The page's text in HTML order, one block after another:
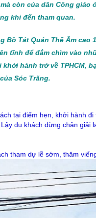
còn của dân Công giáo
khi đến tham quan.
Bồ Tát Quán Thế Âm
tĩnh để đắm chìm vào
hành trở về TPHCM,
Sóc Trăng.
tại điểm hẹn, khởi hành đi
du khách dừng chân giải
tham dự lễ sớm, thăm